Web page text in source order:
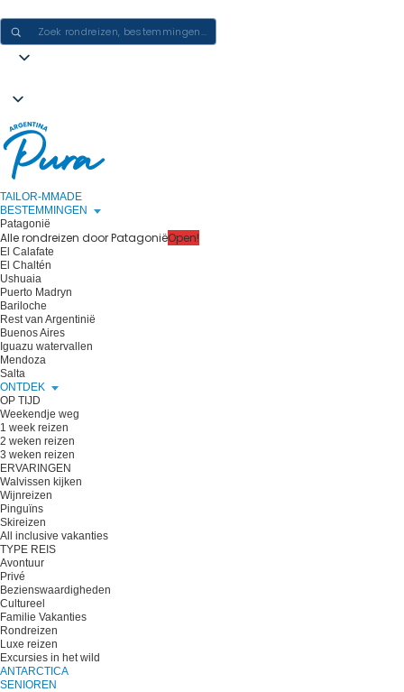
TAILOR-MMADE
BESTEMMINGEN
Patagonië
Alle rondreizen door PatagoniëOpen!
El Calafate
El Chaltén
Ushuaia
Puerto Madryn
Bariloche
Rest van Argentinië
Buenos Aires
Iguazu watervallen
Mendoza
Salta
ONTDEK
OP TIJD
Weekendje weg
1 week reizen
2 weken reizen
3 weken reizen
ERVARINGEN
Walvissen kijken
Wijnreizen
Pinguïns
Skireizen
All inclusive vakanties
TYPE REIS
Avontuur
Privé
Bezienswaardigheden
Cultureel
Familie Vakanties
Rondreizen
Luxe reizen
Excursies in het wild
ANTARCTICA
SENIOREN